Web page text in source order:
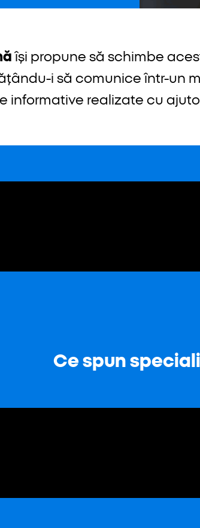
își propune să schimbe
i să comunice într-un
informative realizate cu
Ce spun